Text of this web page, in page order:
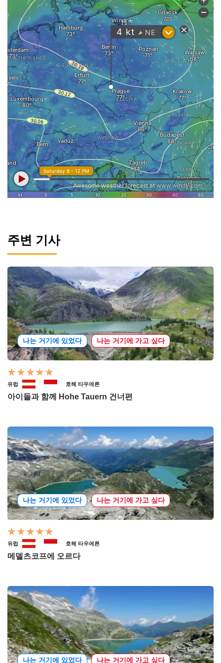
주변 기사
나는 거기에 있었다 나는 거기에 가고 싶다
유럽 호헤 타우에른
아이들과 함께 Hohe Tauern 건너편
나는 거기에 있었다 나는 거기에 가고 싶다
유럽 호헤 타우에른
메델츠코프에 오르다
나는 거기에 있었다 나는 거기에 가고 싶다